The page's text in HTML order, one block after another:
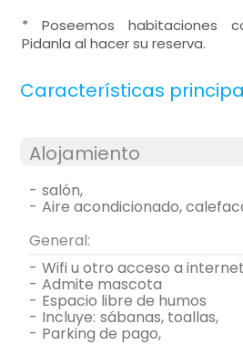
* Poseemos habitaciones
Pidanla al hacer su reserva.
Características
Alojamiento
- salón,
-
aire acondicionado,
General:
-
wifi u otro acceso a internet
- admite mascota
- espacio libre de humos
- incluye: sábanas, toallas,
-
parking de pago,